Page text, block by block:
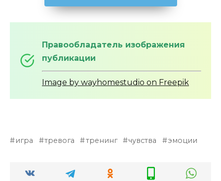
Правообладатель изображения
публикации
Image by wayhomestudio on Freepik
игра тревога тренинг чувства эмоции